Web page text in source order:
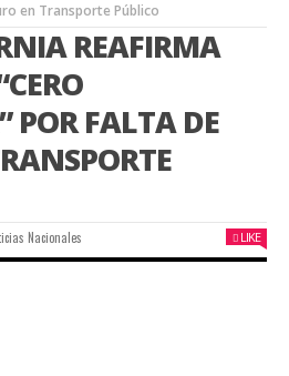
en Transporte Público
REAFIRMA
POR FALTA DE
Nacionales LIKE